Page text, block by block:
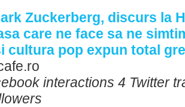
Zuckerberg, discurs la
care ne face sa ne
cultura pop expun total
interactions 4 Twitter